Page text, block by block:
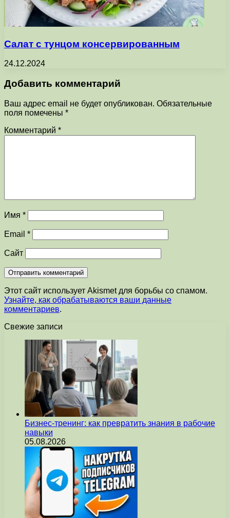
Салат с тунцом консервированным
24.12.2024
Добавить комментарий
Ваш адрес email не будет опубликован. Обязательные
поля помечены *
Комментарий *
Имя *
Email *
Сайт
Этот сайт использует Akismet для борьбы со спамом.
Узнайте, как обрабатываются ваши данные
комментариев.
Свежие записи
Бизнес-тренинг: как превратить знания в рабочие
навыки
05.08.2026